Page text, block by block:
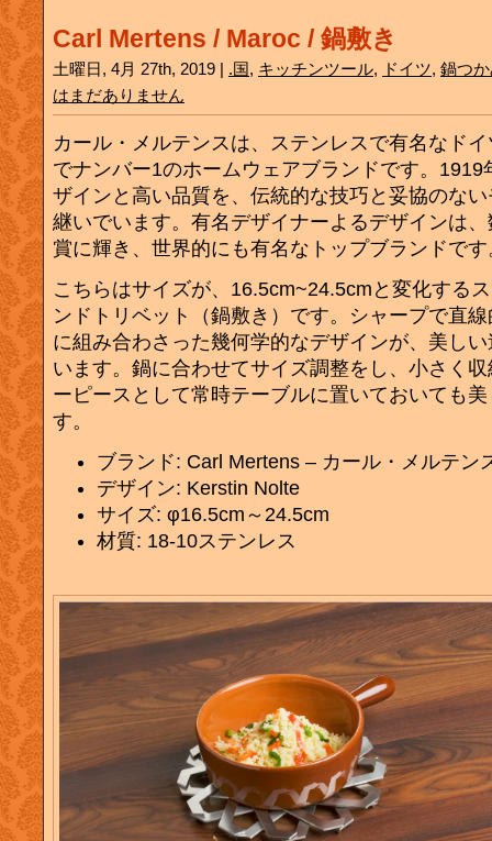
Carl Mertens / Maroc / 鍋敷き
土曜日, 4月 27th, 2019 | .国, キッチンツール, ドイツ, 鍋つ
はまだありません
カール・メルテンスは、ステンレスで有名なド
でナンバー1のホームウェアブランドです。1919
ザインと高い品質を、伝統的な技巧と妥協のな
継いでいます。有名デザイナーよるデザインは
賞に輝き、世界的にも有名なトップブランドです
こちらはサイズが、16.5cm~24.5cmと変化する
ンドトリベット（鍋敷き）です。シャープで直
に組み合わさった幾何学的なデザインが、美し
います。鍋に合わせてサイズ調整をし、小さく
ーピースとして常時テーブルに置いておいても
す。
ブランド: Carl Mertens – カール・メルテン
デザイン: Kerstin Nolte
サイズ: φ16.5cm～24.5cm
材質: 18-10ステンレス